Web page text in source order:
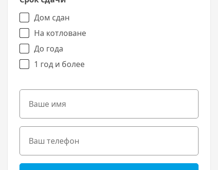
Дом сдан
На котловане
До года
1 год и более